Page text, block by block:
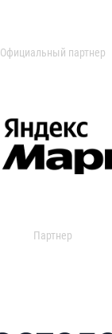
Официальный партнер
Партнер